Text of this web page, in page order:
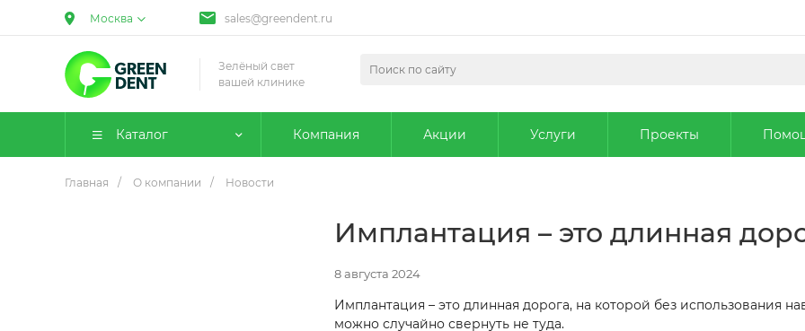
Москва sales@greendent.ru
Зелёный свет
вашей клинике
Каталог Компания Акции Услуги Проекты
Главная / О компании / Новости
Имплантация – это длинная
8 августа 2024
Имплантация – это длинная дорога, на которой без использования
можно случайно свернуть не туда.